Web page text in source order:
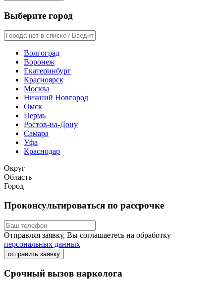
Выберите город
Волгоград
Воронеж
Екатеринбург
Красноярск
Москва
Нижний Новгород
Омск
Пермь
Ростов-на-Дону
Самара
Уфа
Краснодар
Округ
Область
Город
Проконсультироваться по рассрочке
Отправляя заявку, Вы соглашаетесь на обработку
персональных данных
отправить заявку
Срочный вызов нарколога